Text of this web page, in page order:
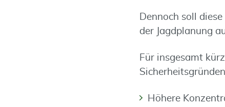
Dennoch soll
der Jagdplanung
Für insgesamt
Höhere